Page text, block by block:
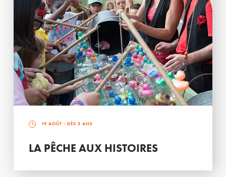
19 AOÛT - DÈS 3 ANS
LA PÊCHE AUX HISTOIRES